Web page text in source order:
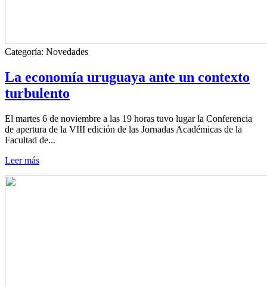
Categoría: Novedades
La economía uruguaya ante un contexto
turbulento
El martes 6 de noviembre a las 19 horas tuvo lugar la Conferencia
de apertura de la VIII edición de las Jornadas Académicas de la
Facultad de...
Leer más